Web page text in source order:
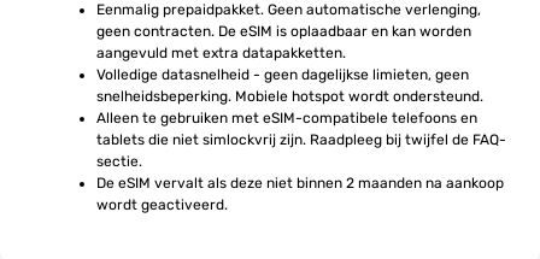
Eenmalig prepaidpakket. Geen automatische verlenging,
geen contracten. De eSIM is oplaadbaar en kan worden
aangevuld met extra datapakketten.
Volledige datasnelheid - geen dagelijkse limieten, geen
snelheidsbeperking. Mobiele hotspot wordt ondersteund.
Alleen te gebruiken met eSIM-compatibele telefoons en
tablets die niet simlockvrij zijn. Raadpleeg bij twijfel de FAQ-
sectie.
De eSIM vervalt als deze niet binnen 2 maanden na aankoop
wordt geactiveerd.